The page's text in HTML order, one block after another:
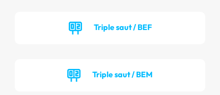
Triple saut / BEF
Triple saut / BEM